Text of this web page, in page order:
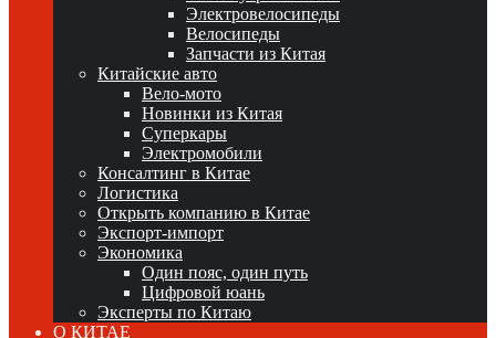
Электровелосипеды
Велосипеды
Запчасти из Китая
Китайские авто
Вело-мото
Новинки из Китая
Суперкары
Электромобили
Консалтинг в Китае
Логистика
Открыть компанию в Китае
Экспорт-импорт
Экономика
Один пояс, один путь
Цифровой юань
Эксперты по Китаю
О КИТАЕ